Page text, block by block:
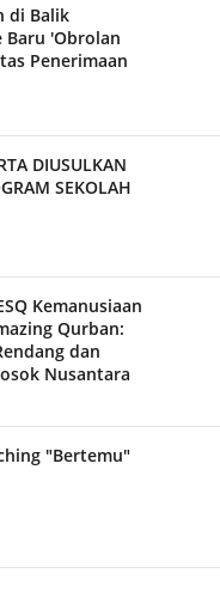
di Balik
Baru 'Obrolan
Penerimaan
DIUSULKAN
SEKOLAH
Kemanusiaan
Qurban:
dan
Nusantara
"Bertemu"